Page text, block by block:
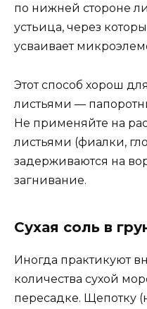
по нижней стороне
устьица, через
усваивает
Этот способ хорош
листьями —
Не применяйте на
листьями (фиалки,
задерживаются на
загнивание.
Сухая соль в
Иногда практикуют
количества сухой
пересадке. Щепотку